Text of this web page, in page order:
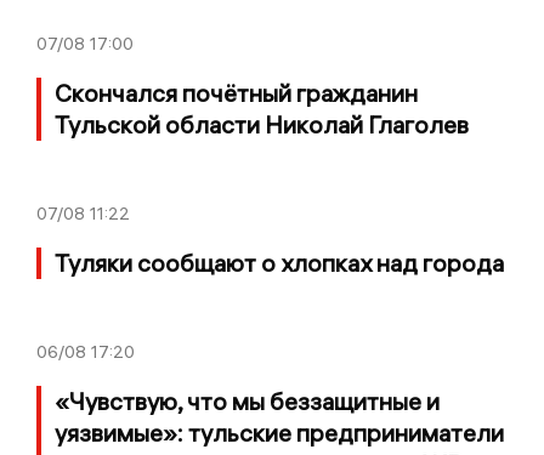
07/08 17:00
Скончался почётный гражданин
Тульской области Николай Глаголев
07/08 11:22
Туляки сообщают о хлопках над города
06/08 17:20
«Чувствую, что мы беззащитные и
уязвимые»: тульские предприниматели